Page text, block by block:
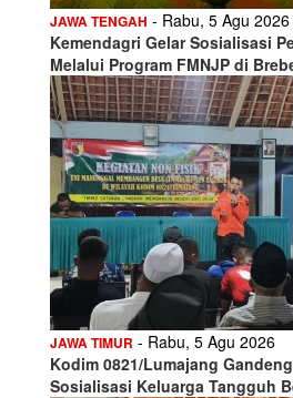
JAWA TENGAH - Rabu, 5 Agu 2026
Kemendagri Gelar Sosialisasi
Melalui Program FMNJP di
JAWA TIMUR - Rabu, 5 Agu 2026
Kodim 0821/Lumajang
Sosialisasi Keluarga Tangguh